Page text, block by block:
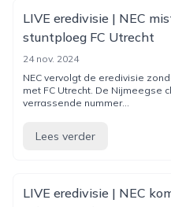
LIVE eredivisie | NEC
stuntploeg FC Utrecht
24 nov. 2024
NEC vervolgt de eredivisie
met FC Utrecht. De Nijmeegse
verrassende nummer...
Lees verder
LIVE eredivisie | NEC